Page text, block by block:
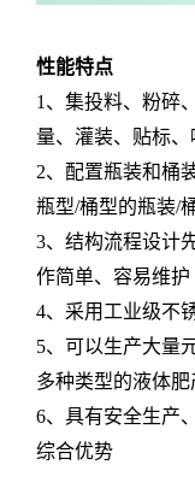
性能特点
1、集投料、粉碎
量、灌装、贴标
2、 配置瓶装和桶
瓶型/桶型的瓶装/
3、结构流程设计
作简单、容易维护
4、采用工业级不
5、 可以生产大量
多种类型的液体肥
6、具有安全生产
综合优势